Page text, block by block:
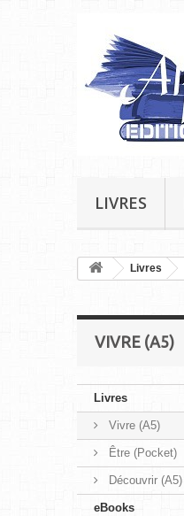
LIVRES
Livres
VIVRE (A5)
Livres
Vivre (A5)
Être (Pocket)
Découvrir (A5)
eBooks